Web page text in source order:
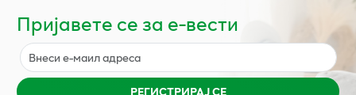
Пријавете се за е-вести
РЕГИСТРИРАЈ СЕ